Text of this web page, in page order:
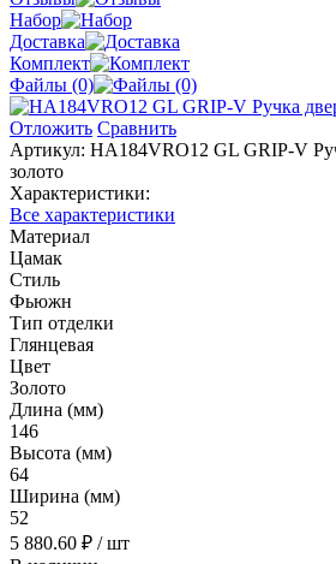
Набор
Доставка
Комплект
Файлы (0)
Отложить Сравнить
Артикул: HA184VRO12 GL GRIP-V
золото
Характеристики:
Все характеристики
Материал
Цамак
Стиль
Фьюжн
Тип отделки
Глянцевая
Цвет
Золото
Длина (мм)
146
Высота (мм)
64
Ширина (мм)
52
5 880.60 ₽ / шт